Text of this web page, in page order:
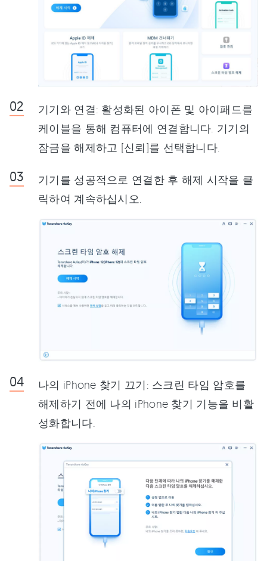
기기와 연결: 활성화된 아이폰 및 아이패드를
케이블을 통해 컴퓨터에 연결합니다. 기기의
잠금을 해제하고 [신뢰]를 선택합니다.
기기를 성공적으로 연결한 후 해제 시작을 클
릭하여 계속하십시오.
나의 iPhone 찾기 끄기: 스크린 타임 암호를
해제하기 전에 나의 iPhone 찾기 기능을 비활
성화합니다.